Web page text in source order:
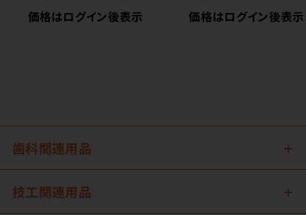
価格はログイン後表示
価格はログイン後表示
歯科関連用品
技工関連用品